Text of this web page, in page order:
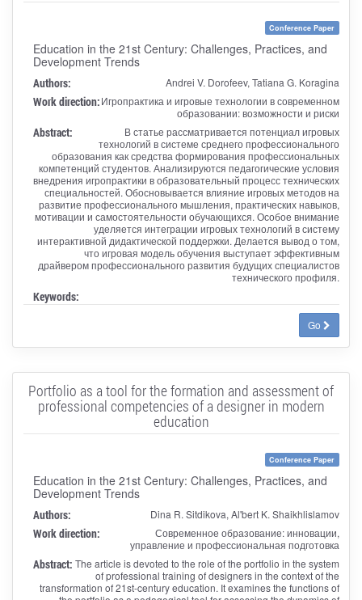
Conference Paper
Education in the 21st Century: Challenges, Practices, and
Development Trends
Authors: Andrei V. Dorofeev, Tatiana G. Koragina
Work direction:Игропрактика и игровые технологии в современном
образовании: возможности и риски
Abstract:
В статье рассматривается потенциал игровых
технологий в системе среднего профессионального
образования как средства формирования профессиональных
компетенций студентов. Анализируются педагогические условия
внедрения игропрактики в образовательный процесс технических
специальностей. Обосновывается влияние игровых методов на
развитие профессионального мышления, практических навыков,
мотивации и самостоятельности обучающихся. Особое внимание
уделяется интеграции игровых технологий в систему
интерактивной дидактической поддержки. Делается вывод о том,
что игровая модель обучения выступает эффективным
драйвером профессионального развития будущих специалистов
технического профиля.
Keywords:
Go
Portfolio as a tool for the formation and assessment of
professional competencies of a designer in modern
education
Conference Paper
Education in the 21st Century: Challenges, Practices, and
Development Trends
Authors: Dina R. Sitdikova, Al'bert K. Shaikhlislamov
Work direction:
Современное образование: инновации,
управление и профессиональная подготовка
Abstract: The article is devoted to the role of the portfolio in the system
of professional training of designers in the context of the
transformation of 21st-century education. It examines the functions of